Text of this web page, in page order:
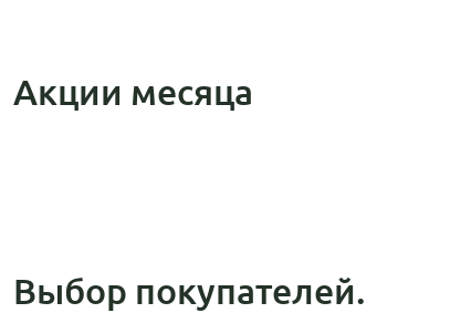
Акции месяца
Выбор покупателей.